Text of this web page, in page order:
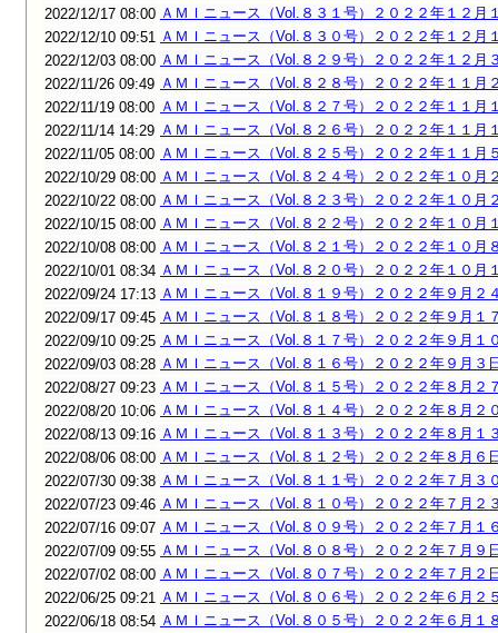
2022/12/17 08:00 ＡＭＩニュース（Vol.８３１号）２０２２年１２月
2022/12/10 09:51 ＡＭＩニュース（Vol.８３０号）２０２２年１２月
2022/12/03 08:00 ＡＭＩニュース（Vol.８２９号）２０２２年１２月
2022/11/26 09:49 ＡＭＩニュース（Vol.８２８号）２０２２年１１月
2022/11/19 08:00 ＡＭＩニュース（Vol.８２７号）２０２２年１１月
2022/11/14 14:29 ＡＭＩニュース（Vol.８２６号）２０２２年１１月
2022/11/05 08:00 ＡＭＩニュース（Vol.８２５号）２０２２年１１月
2022/10/29 08:00 ＡＭＩニュース（Vol.８２４号）２０２２年１０月
2022/10/22 08:00 ＡＭＩニュース（Vol.８２３号）２０２２年１０月
2022/10/15 08:00 ＡＭＩニュース（Vol.８２２号）２０２２年１０月
2022/10/08 08:00 ＡＭＩニュース（Vol.８２１号）２０２２年１０月
2022/10/01 08:34 ＡＭＩニュース（Vol.８２０号）２０２２年１０月
2022/09/24 17:13 ＡＭＩニュース（Vol.８１９号）２０２２年９月２
2022/09/17 09:45 ＡＭＩニュース（Vol.８１８号）２０２２年９月１
2022/09/10 09:25 ＡＭＩニュース（Vol.８１７号）２０２２年９月１
2022/09/03 08:28 ＡＭＩニュース（Vol.８１６号）２０２２年９月３
2022/08/27 09:23 ＡＭＩニュース（Vol.８１５号）２０２２年８月２
2022/08/20 10:06 ＡＭＩニュース（Vol.８１４号）２０２２年８月２
2022/08/13 09:16 ＡＭＩニュース（Vol.８１３号）２０２２年８月１
2022/08/06 08:00 ＡＭＩニュース（Vol.８１２号）２０２２年８月６
2022/07/30 09:38 ＡＭＩニュース（Vol.８１１号）２０２２年７月３
2022/07/23 09:46 ＡＭＩニュース（Vol.８１０号）２０２２年７月２
2022/07/16 09:07 ＡＭＩニュース（Vol.８０９号）２０２２年７月１
2022/07/09 09:55 ＡＭＩニュース（Vol.８０８号）２０２２年７月９
2022/07/02 08:00 ＡＭＩニュース（Vol.８０７号）２０２２年７月２
2022/06/25 09:21 ＡＭＩニュース（Vol.８０６号）２０２２年６月２
2022/06/18 08:54 ＡＭＩニュース（Vol.８０５号）２０２２年６月１